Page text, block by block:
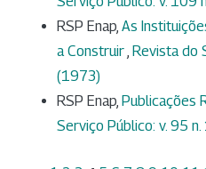
RSP Enap, As
a Construir Revista do
(1973)
RSP Enap, Publicações
Serviço Público: v. 95